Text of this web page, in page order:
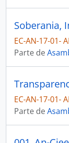
EC-AN-17-01-
Parte de
EC-AN-17-01-
Parte de